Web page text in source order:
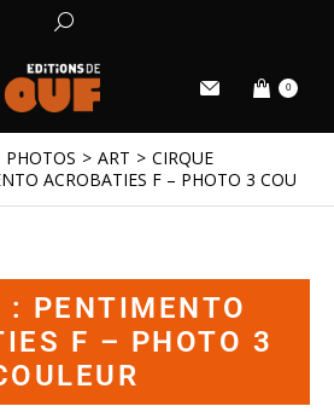
0
PHOTOS ART
CIRQUE
ACROBATIES F – PHOTO 3
: PENTIMENTO
F – PHOTO 3